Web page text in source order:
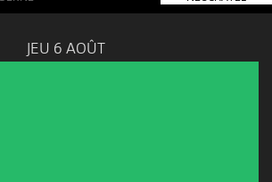
JEU 6 AOÛT